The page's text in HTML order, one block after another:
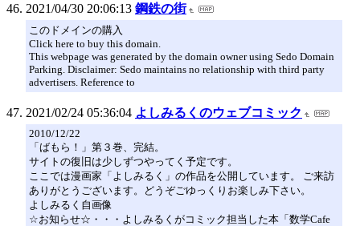
2021/04/30 20:06:13 鋼鉄の街
このドメインの購入
Click here to buy this domain.
This webpage was generated by the domain owner using Sedo Domain
Parking. Disclaimer: Sedo maintains no relationship with third party
advertisers. Reference to
2021/02/24 05:36:04 よしみるくのウェブコミック
2010/12/22
「ばもら！」第３巻、完結。
サイトの復旧は少しずつやってく予定です。
ここでは漫画家「よしみるく」の作品を公開しています。 ご来訪
ありがとうございます。どうぞごゆっくりお楽しみ下さい。
よしみるく自画像
☆お知らせ☆・・・よしみるくがコミック担当した本「数学Cafe